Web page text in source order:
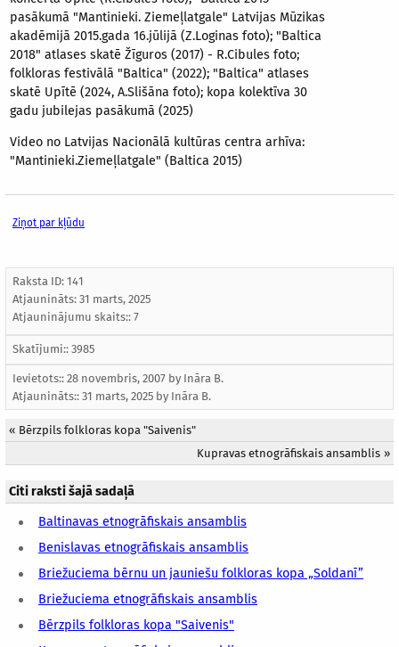
pasākumā "Mantinieki. Ziemeļlatgale" Latvijas Mūzikas
akadēmijā 2015.gada 16.jūlijā (Z.Loginas foto); "Baltica
2018" atlases skatē Žīguros (2017) - R.Cibules foto;
folkloras festivālā "Baltica" (2022); "Baltica" atlases
skatē Upītē (2024, A.Slišāna foto); kopa kolektīva 30
gadu jubilejas pasākumā (2025)
Video no Latvijas Nacionālā kultūras centra arhīva:
"Mantinieki.Ziemeļlatgale" (Baltica 2015)
Ziņot par kļūdu
Raksta ID: 141
Atjaunināts: 31 marts, 2025
Atjauninājumu skaits:: 7
Skatījumi:: 3985
Ievietots:: 28 novembris, 2007 by Ināra B.
Atjaunināts:: 31 marts, 2025 by Ināra B.
« Bērzpils folkloras kopa "Saivenis"
Kupravas etnogrāfiskais ansamblis »
Citi raksti šajā sadaļā
Baltinavas etnogrāfiskais ansamblis
Benislavas etnogrāfiskais ansamblis
Briežuciema bērnu un jauniešu folkloras kopa „Soldanī”
Briežuciema etnogrāfiskais ansamblis
Bērzpils folkloras kopa "Saivenis"